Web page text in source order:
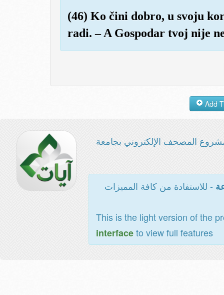
(46) Ko čini dobro, u svoju
radi. – A Gospodar tvoj nije
المصحف الإلكتروني بجامعة
- للاستفادة من كافة المميزات
This is the light version of the
interfaceto view full features